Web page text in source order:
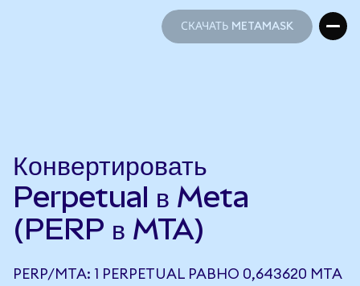
СКАЧАТЬ METAMASK
Конвертировать
Perpetual в Meta
(PERP в MTA)
PERP/MTA: 1 PERPETUAL РАВНО 0,643620 MTA